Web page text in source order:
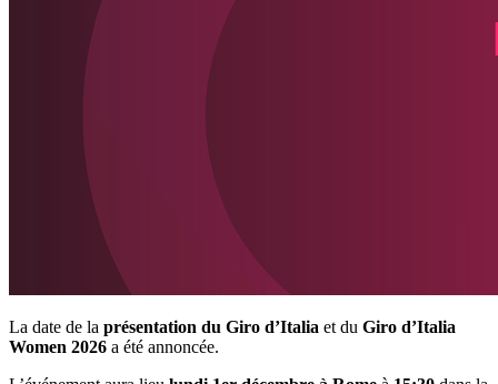
La date de la présentation du Giro d’Italia et du Giro d’Italia
Women 2026 a été annoncée.